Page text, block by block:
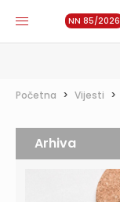
NN 85/2026
Početna > Vijesti >
Arhiva